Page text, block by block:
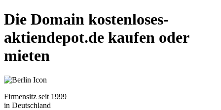
Die Domain kostenloses-
aktiendepot.de kaufen oder
mieten
Firmensitz seit 1999
in Deutschland